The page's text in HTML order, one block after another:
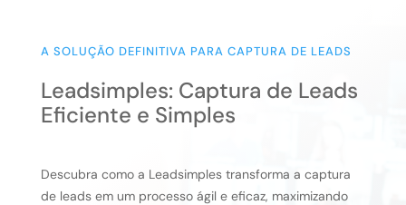
A SOLUÇÃO DEFINITIVA PARA CAPTURA DE LEADS
Leadsimples: Captura de Leads
Eficiente e Simples
Descubra como a Leadsimples transforma a captura
de leads em um processo ágil e eficaz, maximizando